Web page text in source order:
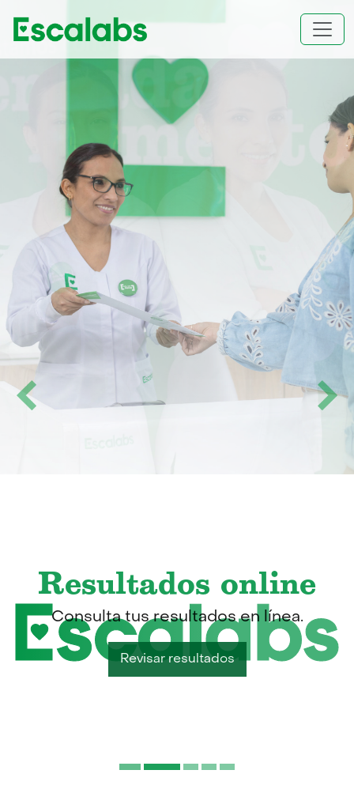
Resultados online
Consulta tus resultados en línea.
Revisar resultados